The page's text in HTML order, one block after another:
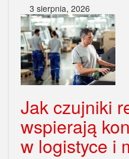
3 sierpnia, 2026
Jak czujniki
wspierają
w logistyce i